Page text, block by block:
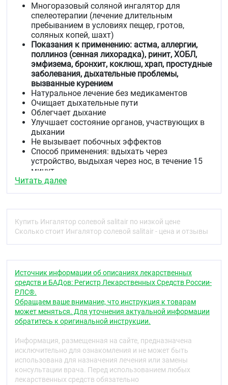
Многоразовый соляной ингалятор для
спелеотерапии (лечение длительным
пребыванием в условиях пещер, гротов,
соляных копей, шахт)
Показания к применению: астма, аллергии,
поллиноз (сенная лихорадка), ринит, ХОБЛ,
эмфизема, бронхит, коклюш, храп, простудные
заболевания, дыхательные проблемы,
вызванные курением
Натуральное лечение без медикаментов
Очищает дыхательные пути
Облегчает дыхание
Улучшает состояние органов, участвующих в
дыхании
Не вызывает побочных эффектов
Способ применения: вдыхать через
устройство, выдыхая через нос, в течение 15
минут.
исследований и Salitair создает такой же
микроклимат при вдыхании.
Корпус прибора Salitair сделан из легкого
пластика, внутри которого находится соляная
сторон оборудована фильтрами, один из которых
заменяемый.
Лечение таким методом является
немедикаментозным, поэтому его можно
использовать как дополнительную помощь
побочных эффектов.
Эффективность ингалятора подтверждена рядом
ведущих мировых организаций здравоохранения.
Читать далее
Купить Ингалятор солевой salitair по низкой цене
Сколько стоит Ингалятор солевой salitair - цена и отзывы
Источник информации об описаниях лекарственных
средств и БАДов: Регистр Лекарственных Средств России-
РЛС®.
Обращаем ваше внимание, что инструкция к товарам
может меняться. Для уточнения актуальной информации
обратитесь к оригинальной инструкции.
Информация, размещенная на сайте, предназначена
исключительно для ознакомления и не может быть
использована для назначения лечения или замены
консультации врача. Перед использованием любых
лекарственных средств обязательно